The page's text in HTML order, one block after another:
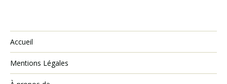
Accueil
Mentions Légales